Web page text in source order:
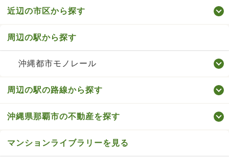
近辺の市区から探す
周辺の駅から探す
沖縄都市モノレール
周辺の駅の路線から探す
沖縄県那覇市の不動産を探す
マンションライブラリーを見る